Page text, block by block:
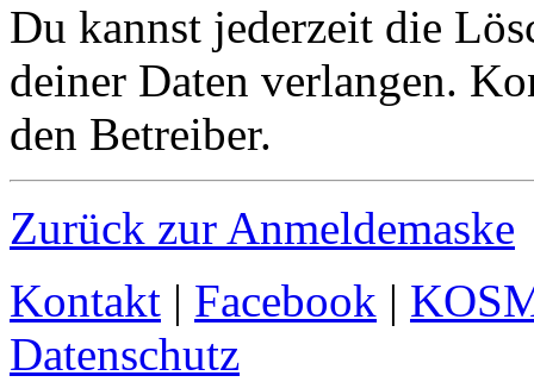
Du kannst jederzeit die
deiner Daten verlangen.
den Betreiber.
Zurück zur Anmeldemaske
Kontakt | Facebook |
Datenschutz